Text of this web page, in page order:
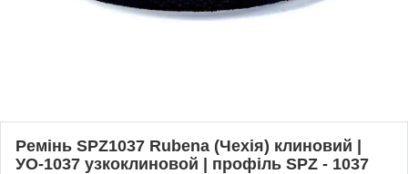
Ремінь SPZ1037 Rubena (Чехія) клиновий |
УО-1037 узкоклиновой | профіль SPZ - 1037